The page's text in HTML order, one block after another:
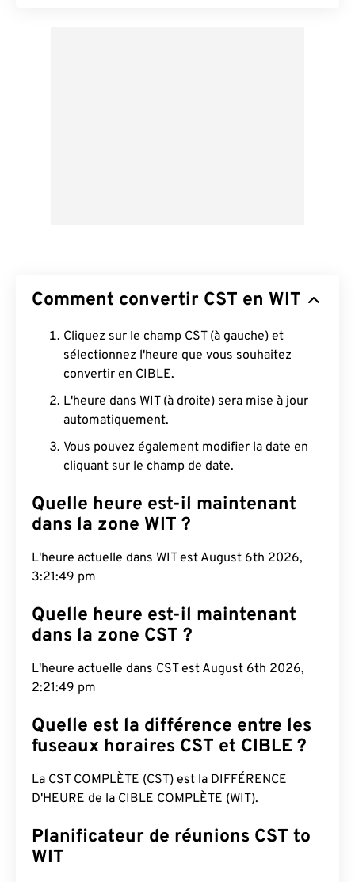
Comment convertir CST en WIT
Cliquez sur le champ CST (à gauche) et
sélectionnez l'heure que vous souhaitez
convertir en CIBLE.
L'heure dans WIT (à droite) sera mise à jour
automatiquement.
Vous pouvez également modifier la date en
cliquant sur le champ de date.
Quelle heure est-il maintenant
dans la zone WIT ?
L'heure actuelle dans WIT est August 6th 2026,
3:21:50 pm
Quelle heure est-il maintenant
dans la zone CST ?
L'heure actuelle dans CST est August 6th 2026,
2:21:50 pm
Quelle est la différence entre les
fuseaux horaires CST et CIBLE ?
La CST COMPLÈTE (CST) est la DIFFÉRENCE
D'HEURE de la CIBLE COMPLÈTE (WIT).
Planificateur de réunions CST to
WIT